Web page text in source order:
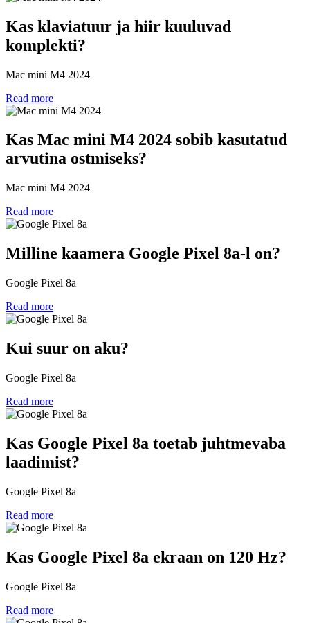
Kas klaviatuur ja hiir kuuluvad
komplekti?
Mac mini M4 2024
Read more
Kas Mac mini M4 2024 sobib kasutatud
arvutina ostmiseks?
Mac mini M4 2024
Read more
Milline kaamera Google Pixel 8a-l on?
Google Pixel 8a
Read more
Kui suur on aku?
Google Pixel 8a
Read more
Kas Google Pixel 8a toetab juhtmevaba
laadimist?
Google Pixel 8a
Read more
Kas Google Pixel 8a ekraan on 120 Hz?
Google Pixel 8a
Read more